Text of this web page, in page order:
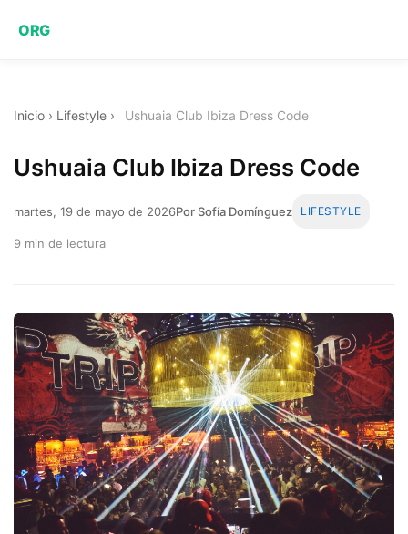
ORG
Inicio › Lifestyle › Ushuaia Club Ibiza Dress Code
Ushuaia Club Ibiza Dress Code
martes, 19 de mayo de 2026Por Sofía Domínguez LIFESTYLE
9 min de lectura